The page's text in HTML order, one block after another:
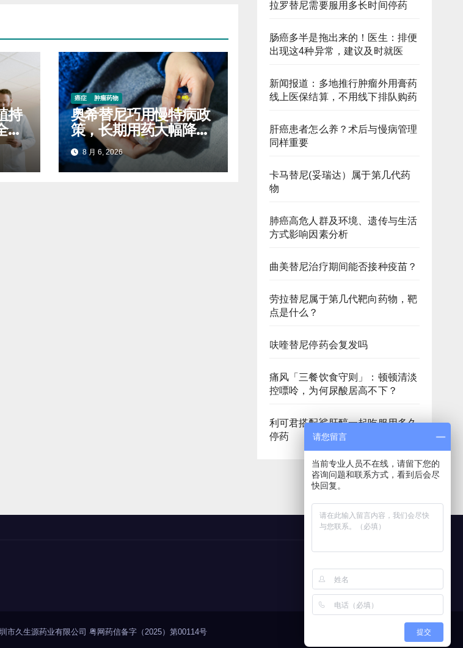
持
程
缓
癌症 肿瘤药物
奥希替尼巧用慢特病政
策，长期用药大幅降低
自付开支
8 月 6, 2026
拉罗替尼需要服用多长时间停药
肠癌多半是拖出来的！医生：排便
出现这4种异常，建议及时就医
新闻报道：多地推行肿瘤外用膏药
线上医保结算，不用线下排队购药
肝癌患者怎么养？术后与慢病管理
同样重要
卡马替尼(妥瑞达）属于第几代药
物
肺癌高危人群及环境、遗传与生活
方式影响因素分析
曲美替尼治疗期间能否接种疫苗？
劳拉替尼属于第几代靶向药物，靶
点是什么？
呋喹替尼停药会复发吗
痛风「三餐饮食守则」：顿顿清淡
控嘌呤，为何尿酸居高不下？
利可君搭配鲨肝醇一起吃服用多久
停药
市久生源药业有限公司 粤网药信备字（2025）第00114号
请您留言
当前专业人员不在线，请留下您的
咨询问题和联系方式，看到后会尽
快回复。
提交